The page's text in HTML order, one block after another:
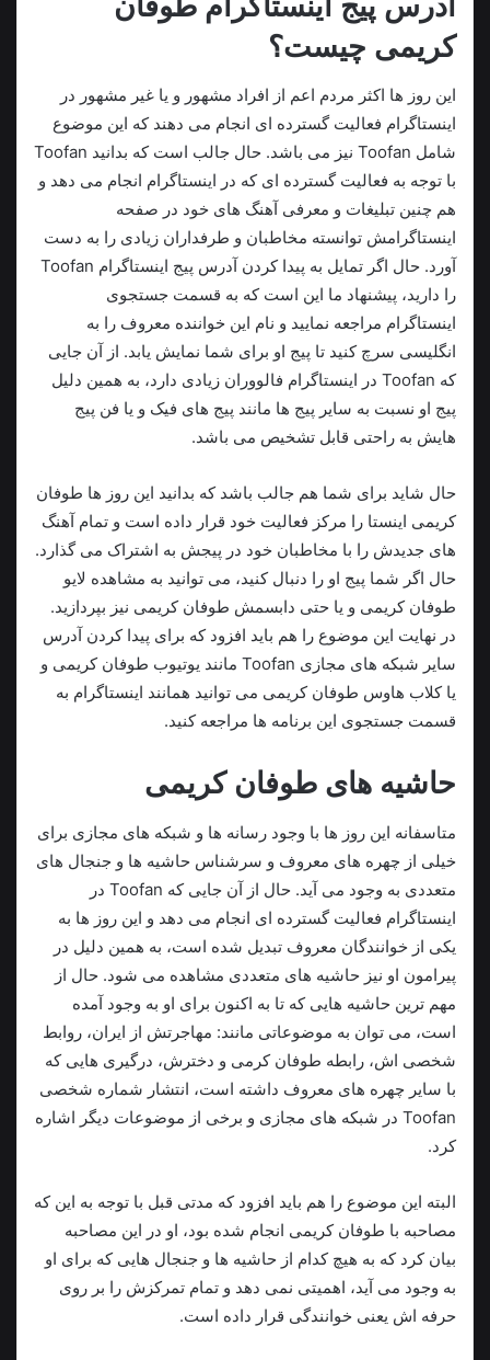
کریمی چیست؟
این روز ها اکثر مردم اعم از افراد مشهور و یا غیر مشهور در
اینستاگرام فعالیت گسترده ای انجام می‌ دهند که این موضوع
شامل Toofan نیز می‌ باشد. حال جالب است که بدانید Toofan
با توجه به فعالیت گسترده ای که در اینستاگرام انجام می‌ دهد و
هم چنین تبلیغات و معرفی آهنگ های خود در صفحه
اینستاگرامش توانسته مخاطبان و طرفداران زیادی را به دست
آورد. حال اگر تمایل به پیدا کردن آدرس پیج اینستاگرام Toofan
را دارید، پیشنهاد ما این است که به قسمت جستجوی
اینستاگرام مراجعه نمایید و نام این خواننده معروف را به
انگلیسی سرچ کنید تا پیج او برای شما نمایش یابد. از آن جایی
که Toofan در اینستاگرام فالووران زیادی دارد، به همین دلیل
پیج او نسبت به سایر پیج ها مانند پیج های فیک و یا فن پیج
هایش به راحتی قابل تشخیص می باشد.
حال شاید برای شما هم جالب باشد که بدانید این روز ها طوفان
کریمی اینستا را مرکز فعالیت خود قرار داده است و تمام آهنگ
های جدیدش را با مخاطبان خود در پیجش به اشتراک می‌ گذارد.
حال اگر شما پیج او را دنبال کنید، می توانید به مشاهده لایو
طوفان کریمی و یا حتی دابسمش طوفان کریمی نیز بپردازید.
در نهایت این موضوع را هم باید افزود که برای پیدا کردن آدرس
سایر شبکه‌ های مجازی Toofan مانند یوتیوب طوفان کریمی و
یا کلاب هاوس طوفان کریمی می توانید همانند اینستاگرام به
قسمت جستجوی این برنامه ها مراجعه کنید.
حاشیه های طوفان کریمی
متاسفانه این روز ها با وجود رسانه‌ ها و شبکه‌ های مجازی برای
خیلی از چهره های معروف و سرشناس حاشیه ها و جنجال های
متعددی به وجود می‌ آید. حال از آن جایی که Toofan در
اینستاگرام فعالیت گسترده ای انجام می دهد و این روز ها به
یکی از خوانندگان معروف تبدیل شده است، به همین دلیل در
پیرامون او نیز حاشیه های متعددی مشاهده می‌ شود. حال از
مهم ترین حاشیه هایی که تا به اکنون برای او به وجود آمده
است، می توان به موضوعاتی مانند: مهاجرتش از ایران، روابط
شخصی اش، رابطه طوفان کرمی و دخترش، درگیری هایی که
با سایر چهره های معروف داشته است، انتشار شماره شخصی
Toofan در شبکه های مجازی و برخی از موضوعات دیگر اشاره
کرد.
البته این موضوع را هم باید افزود که مدتی قبل با توجه به این که
مصاحبه با طوفان کریمی انجام شده بود، او در این مصاحبه‌
بیان کرد که به هیچ کدام از حاشیه ها و جنجال هایی که برای او
به وجود می آید، اهمیتی نمی‌ دهد و تمام تمرکزش را بر روی
حرفه اش یعنی خوانندگی قرار داده است.